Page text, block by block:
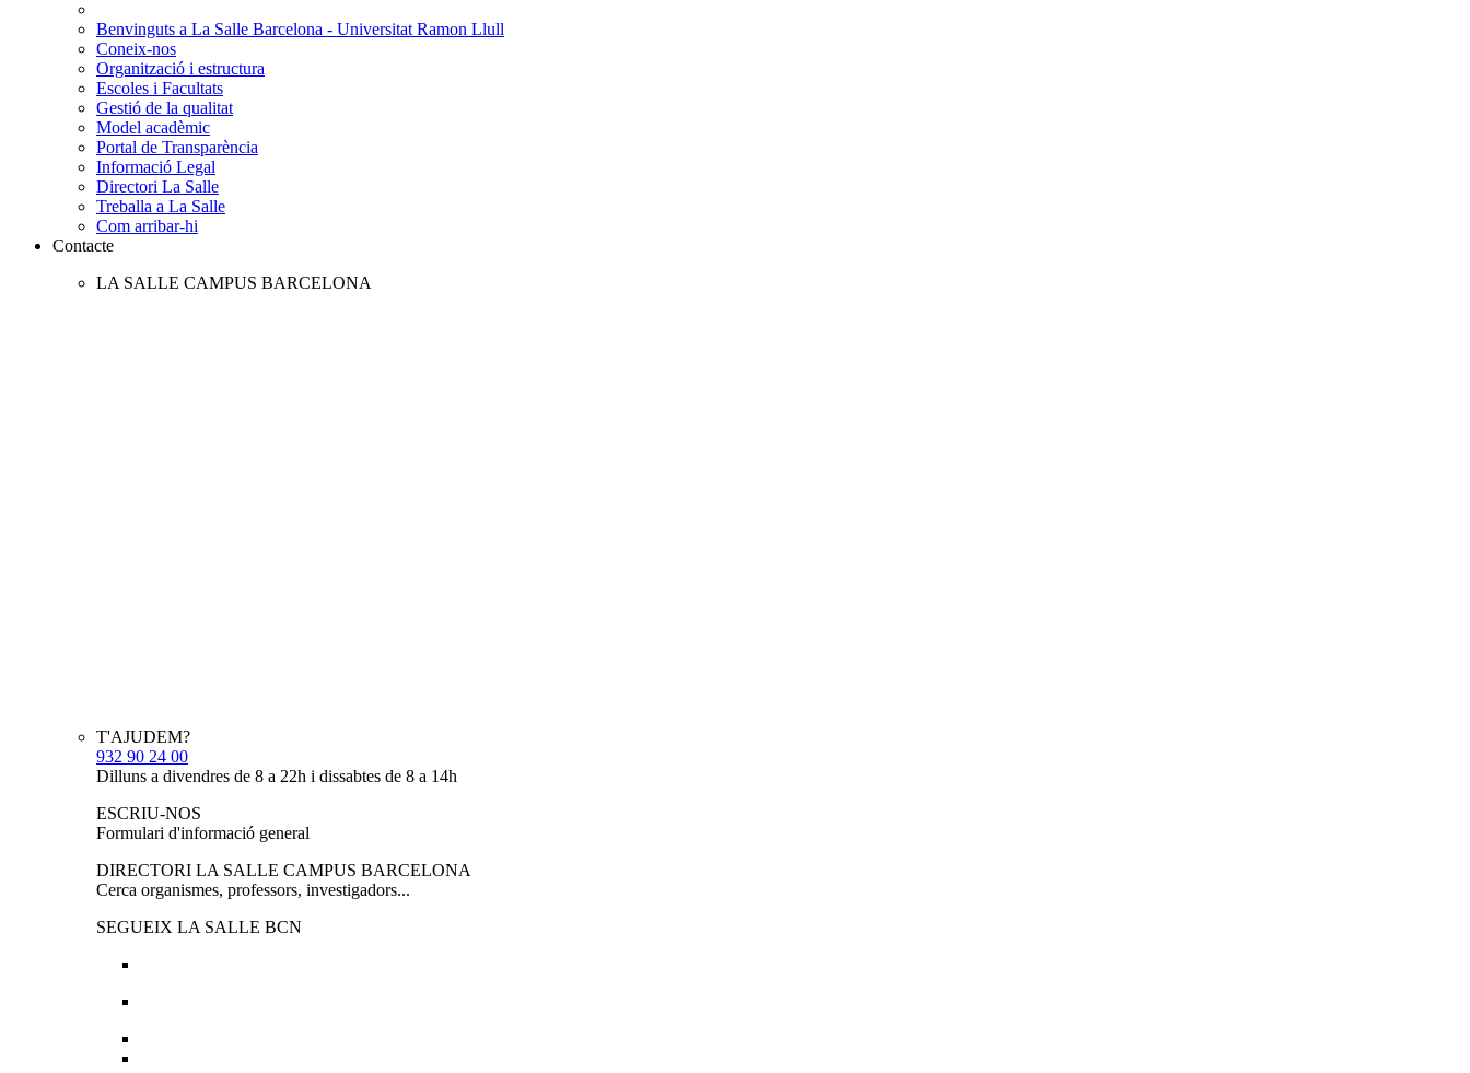
Benvinguts a La Salle Barcelona - Universitat Ramon Llull
Coneix-nos
Organització i estructura
Escoles i Facultats
Gestió de la qualitat
Model acadèmic
Portal de Transparència
Informació Legal
Directori La Salle
Treballa a La Salle
Com arribar-hi
Contacte
LA SALLE CAMPUS BARCELONA
T'AJUDEM?
932 90 24 00
Dilluns a divendres de 8 a 22h i dissabtes de 8 a 14h
ESCRIU-NOS
Formulari d'informació general
DIRECTORI LA SALLE CAMPUS BARCELONA
Cerca organismes, professors, investigadors...
SEGUEIX LA SALLE BCN